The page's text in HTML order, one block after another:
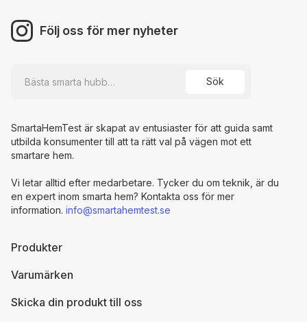
Produkter
Varumärken
Skicka din produkt till oss
Följ oss för mer nyheter
SmartaHemTest är skapat av entusiaster för att guida samt
utbilda konsumenter till att ta rätt val på vägen mot ett
smartare hem.
Vi letar alltid efter medarbetare. Tycker du om teknik, är du
en expert inom smarta hem? Kontakta oss för mer
information. info@smartahemtest.se